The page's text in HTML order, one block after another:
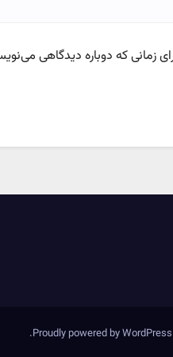
زمانی که دوباره دیدگاهی
Proudly powered by WordPress
.